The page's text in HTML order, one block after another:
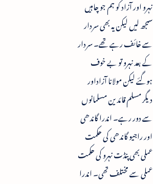
نہرو اور آزاد کو ہم جو چاہیں
سمجھ لیں لیکن یہ بھی سردار
سے خائف رہے تھے۔ سردار
کے بعد نہرو تو بے خوف
ہوگئے لیکن مولانا آزاداور
دیگر مسلم قائدین مسلمانوں
سے دور رہے۔ اندرا گاندھی
اور راجیو گاندھی کی حکمت
عملی بھی پنڈت نہرو کی حکمت
عملی سے مختلف تھی۔ اندرا